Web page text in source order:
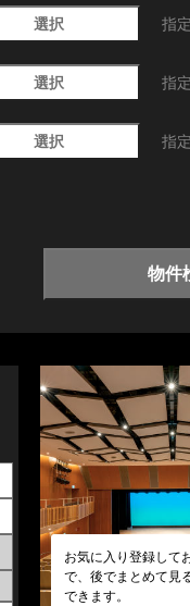
選択 指
選択 指
選択 指
物件
お気に入り登録して
で、後でまとめて見
できます。